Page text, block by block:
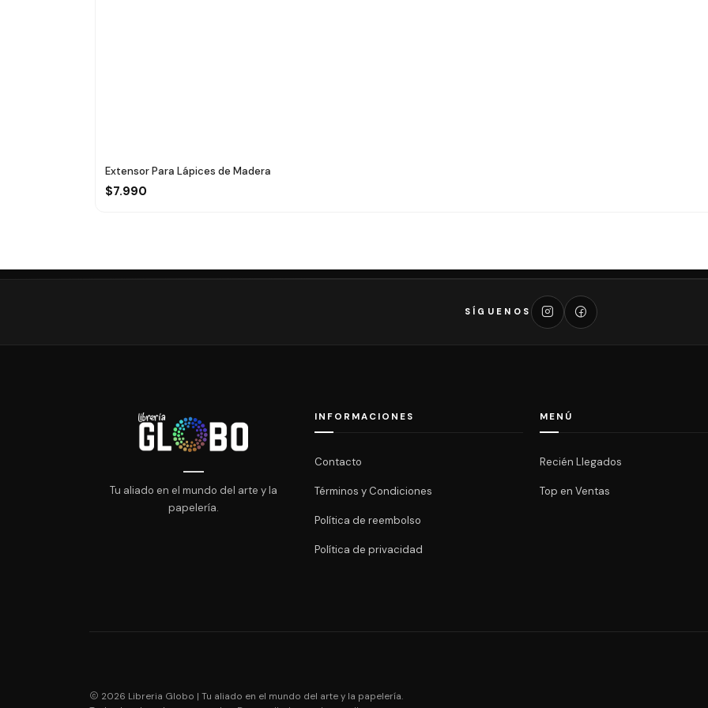
Extensor Para Lápices de Madera
$7.990
SÍGUENOS
Tu aliado en el mundo del arte y la
papelería.
INFORMACIONES
Contacto
Términos y Condiciones
Política de reembolso
Política de privacidad
MENÚ
Recién Llegados
Top en Ventas
2026 Libreria Globo | Tu aliado en el mundo del arte y la papelería.